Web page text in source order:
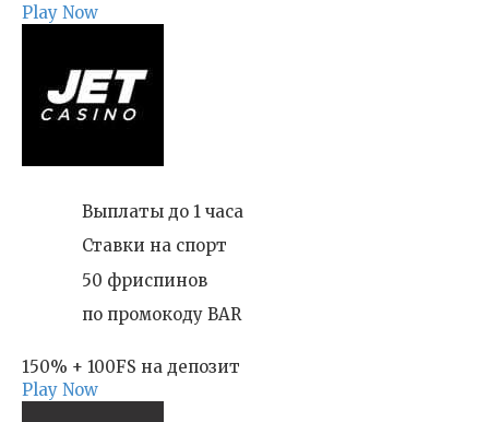
Play Now
Выплаты до 1 часа
Ставки на спорт
50 фриспинов
по промокоду BAR
150% + 100FS на депозит
Play Now